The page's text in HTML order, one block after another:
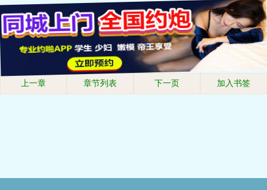
上一章 章节列表 下一页 加入书签